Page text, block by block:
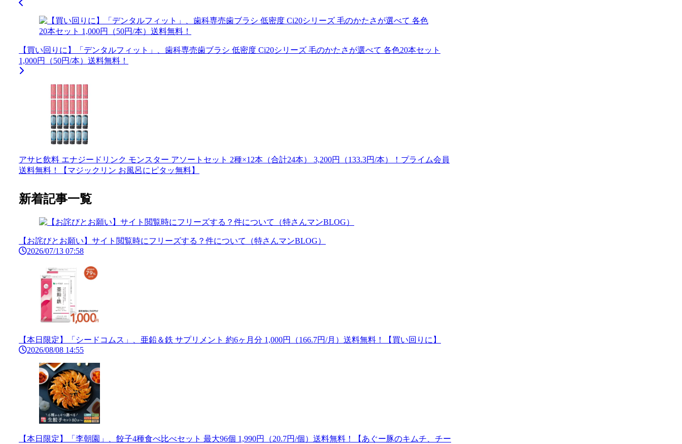
【買い回りに】「デンタルフィット」、歯科専売歯ブラシ 低密度 Ci20シリーズ 毛のかたさが選べて 各色20本セット
1,000円（50円/本）送料無料！
アサヒ飲料 エナジードリンク モンスター アソートセット 2種×12本（合計24本） 3,200円（133.3円/本）！プライム会員
送料無料！【マジックリン お風呂にピタッ無料】
新着記事一覧
【お詫びとお願い】サイト閲覧時にフリーズする？件について（特さんマンBLOG）
2026/07/13 07:58
【本日限定】「シードコムス」、亜鉛＆鉄 サプリメント 約6ヶ月分 1,000円（166.7円/月）送料無料！【買い回りに】
2026/08/08 14:55
【本日限定】「李朝園」、餃子4種食べ比べセット 最大96個 1,990円（20.7円/個）送料無料！【あぐー豚のキムチ、チー